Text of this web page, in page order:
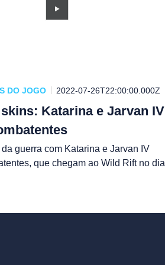
DO JOGO 2022-07-26T22:00:00.000Z
Katarina e Jarvan IV
guerra com Katarina e Jarvan IV
que chegam ao Wild Rift no dia